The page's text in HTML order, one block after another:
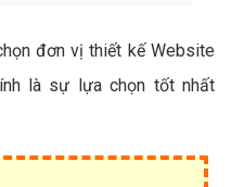
đơn vị thiết kế Website
là sự lựa chọn tốt nhất